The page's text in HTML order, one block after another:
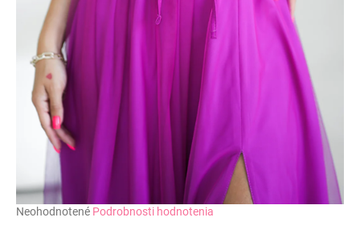
Priemerné
Neohodnotené Podrobnosti hodnotenia